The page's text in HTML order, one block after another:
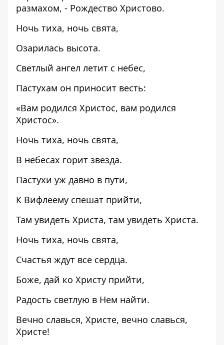
размахом, - Рождество Христово.
Ночь тиха, ночь свята,
Озарилась высота.
Светлый ангел летит с небес,
Пастухам он приносит весть:
«Вам родился Христос, вам родился
Христос».
Ночь тиха, ночь свята,
В небесах горит звезда.
Пастухи уж давно в пути,
К Вифлеему спешат прийти,
Там увидеть Христа, там увидеть Христа.
Ночь тиха, ночь свята,
Счастья ждут все сердца.
Боже, дай ко Христу прийти,
Радость светлую в Нем найти.
Вечно славься, Христе, вечно славься,
Христе!